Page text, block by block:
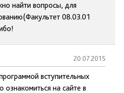
найти вопросы, для
08.03.01
20.07.2015
вступительных
на сайте в